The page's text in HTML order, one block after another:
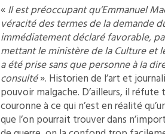
«Il est préoccupant qu’Emmanuel
véracité des termes de la demande
immédiatement déclaré favorable,
mettant le ministère de la Culture et
a été prise sans que personne à la
consulté». Historien de l’art et
pouvoir malgache. D’ailleurs, il
couronne à ce qui n’est en réalité
que l’on pourrait trouver dans